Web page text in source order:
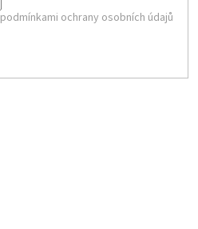
podmínkami ochrany osobních údajů